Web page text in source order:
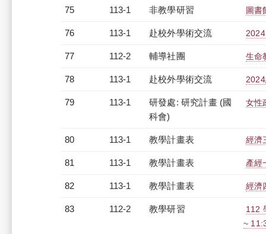
75 113-1 非教學研習 圖書
76 113-1 赴校外學術交流
77 112-2 輔導社團 生命
78 113-1 赴校外學術交流
79 113-1
研發處: 研究計畫 (國
科會)
女性
80 113-1 教學計畫表 經濟
81 113-1 教學計畫表 產經
82 113-1 教學計畫表 經濟
83 112-2 教學研習
112
~